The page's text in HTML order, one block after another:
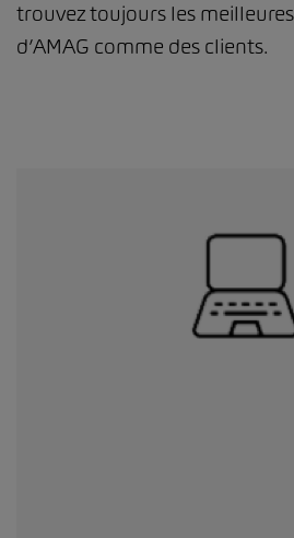
trouvez toujours les
d’AMAG comme des clients.